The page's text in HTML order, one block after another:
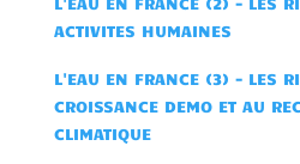
ACTIVITES HUMAINES
L'EAU EN FRANCE (3) - LES
CROISSANCE DEMO ET AU
CLIMATIQUE